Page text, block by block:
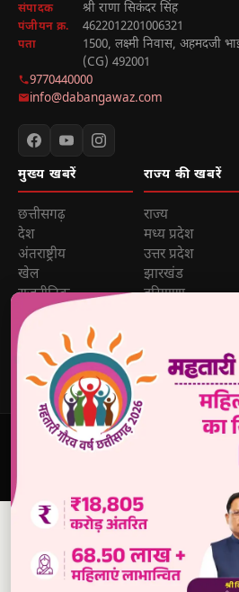
संपादक श्री राणा सिकंदर सिंह
पंजीयन क्र. 4622012201006321
पता
1500, लक्ष्मी निवास, अहमदजी
(CG) 492001
9770440000
info@dabangawaz.com
मुख्य खबरें
छत्तीसगढ़
देश
अंतराष्ट्रीय
खेल
राजनीतिक
मनोरंजन
व्यापार
शिक्षा
राज्य की खबरें
राज्य
मध्य प्रदेश
उत्तर प्रदेश
झारखंड
हरियाणा
© 2026Dabang Awaz
— सर्वाधिकार
Rana Sikander Singh | Reg. No.